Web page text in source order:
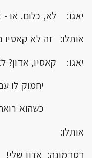
יאגו: לא, כלום. או -
אותלו: זה לא
יאגו: קאסיו, אדון?
יחמוק לו עם
כשהוא רואה
אותלו: זה
דסדמונה: אדון שלי!